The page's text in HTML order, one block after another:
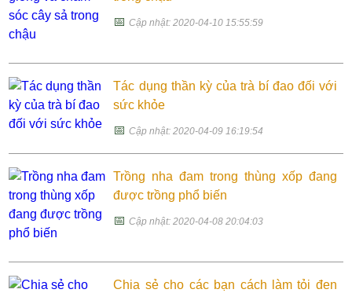
📅Cập nhật: 2020-04-10 15:55:59
Tác dụng thần kỳ của trà bí đao đối với
sức khỏe
📅Cập nhật: 2020-04-09 16:19:54
Trồng nha đam trong thùng xốp đang
được trồng phổ biến
📅Cập nhật: 2020-04-08 20:04:03
Chia sẻ cho các bạn cách làm tỏi đen